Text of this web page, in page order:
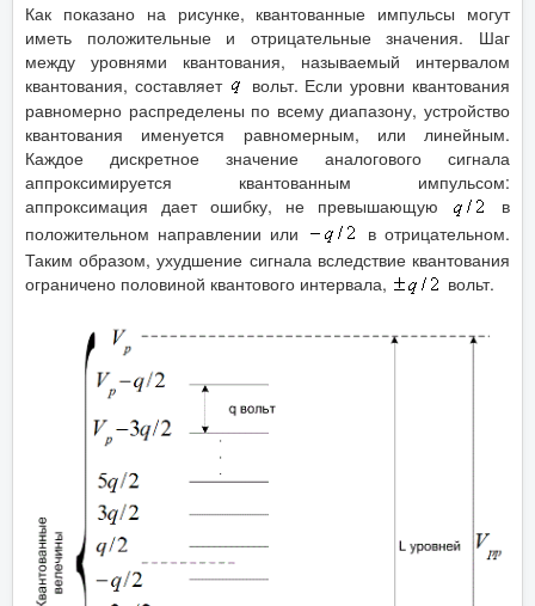
Как показано на рисунке, квантованные импульсы могут
иметь положительные и отрицательные значения. Шаг
между уровнями квантования, называемый интервалом
квантования, составляет
вольт. Если уровни квантования
равномерно распределены по всему диапазону, устройство
квантования именуется равномерным, или линейным.
Каждое дискретное значение аналогового сигнала
аппроксимируется квантованным импульсом:
аппроксимация дает ошибку, не превышающую
в
положительном направлении или
в отрицательном.
Таким образом, ухудшение сигнала вследствие квантования
ограничено половиной квантового интервала,
вольт.